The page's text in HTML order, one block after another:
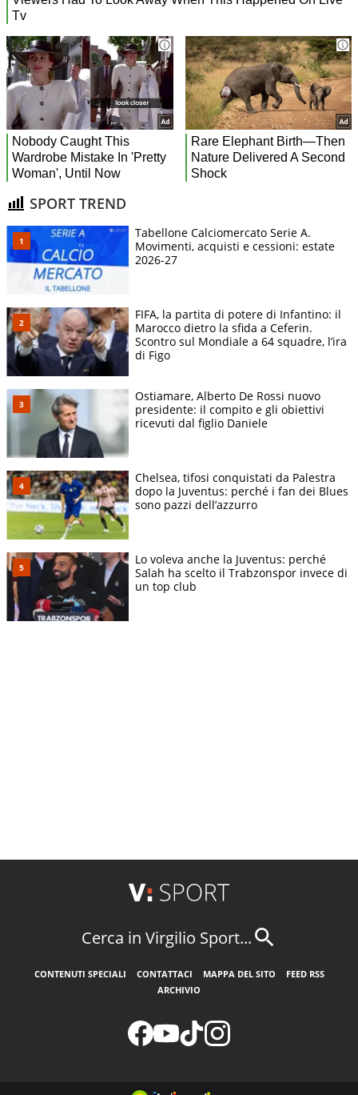
SPORT TREND
Tabellone Calciomercato Serie A.
Movimenti, acquisti e cessioni: estate
2026-27
FIFA, la partita di potere di Infantino: il
Marocco dietro la sfida a Ceferin.
Scontro sul Mondiale a 64 squadre, l’ira
di Figo
Ostiamare, Alberto De Rossi nuovo
presidente: il compito e gli obiettivi
ricevuti dal figlio Daniele
Chelsea, tifosi conquistati da Palestra
dopo la Juventus: perché i fan dei Blues
sono pazzi dell’azzurro
Lo voleva anche la Juventus: perché
Salah ha scelto il Trabzonspor invece di
un top club
Cerca in Virgilio Sport...
CONTENUTI SPECIALI CONTATTACI MAPPA DEL SITO
FEED RSS
ARCHIVIO